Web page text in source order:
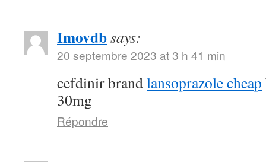
Imovdbsays:
20 septembre 2023 at 3 h 41 min
cefdinir brandlansoprazole cheap
30mg
Répondre